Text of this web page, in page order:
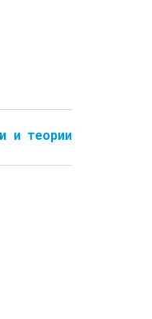
и теории